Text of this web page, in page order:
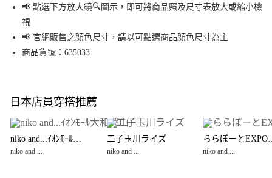
Apple Pay
街口支付
悠遊付
全盈+PAY
大哥付你分期
【大哥付你分期使用說明】
1.本服務由台灣大哥大提供，台灣大哥大用戶可立即使用無須另外申請。
AFTEE先享後付
📢 點選下方放大鏡🔍圖示，即可將商品照及尺寸表放大或縮小檢
視
📢 官網販售之顏色尺寸，請以可點選商品顏色尺寸為主
商品貨號：635033
日本店員穿搭推薦
niko and...ｲｵﾝﾓｰﾙ大和郡山
niko and ...
二子玉川ライズ
niko and ...
ららぽ
niko and ...